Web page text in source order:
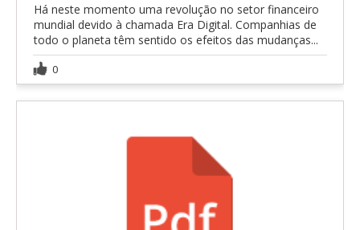
Há neste momento uma revolução no setor financeiro
mundial devido à chamada Era Digital. Companhias de
todo o planeta têm sentido os efeitos das mudanças...
0